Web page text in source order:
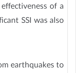
of a
SSI was also
earthquakes to